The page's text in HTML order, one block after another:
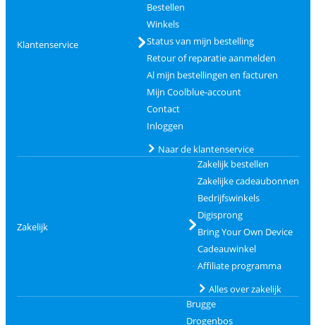
Klantenservice
Bestellen
Winkels
Status van mijn bestelling
Retour of reparatie aanmelden
Al mijn bestellingen en facturen
Mijn Coolblue-account
Contact
Inloggen
Naar de klantenservice
Zakelijk
Zakelijk bestellen
Zakelijke cadeaubonnen
Bedrijfswinkels
Digisprong
Bring Your Own Device
Cadeauwinkel
Affiliate programma
Alles over zakelijk
Brugge
Drogenbos